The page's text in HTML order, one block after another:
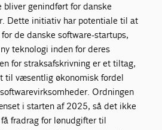
genindført for danske
Dette initiativ har potentiale til at
de danske software-startups,
teknologi inden for deres
for straksafskrivning er et tiltag,
til væsentlig økonomisk fordel
Ordningen
i starten af 2025, så det ikke
fradrag for lønudgifter til